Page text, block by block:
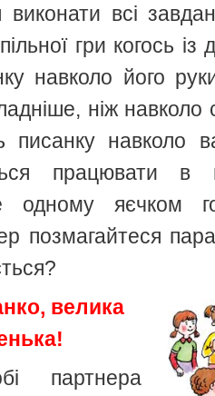
всі
гри когось із
навколо його
ніж навколо
писанку навколо
працювати в
одному яєчком
позмагайтеся
велика
партнера